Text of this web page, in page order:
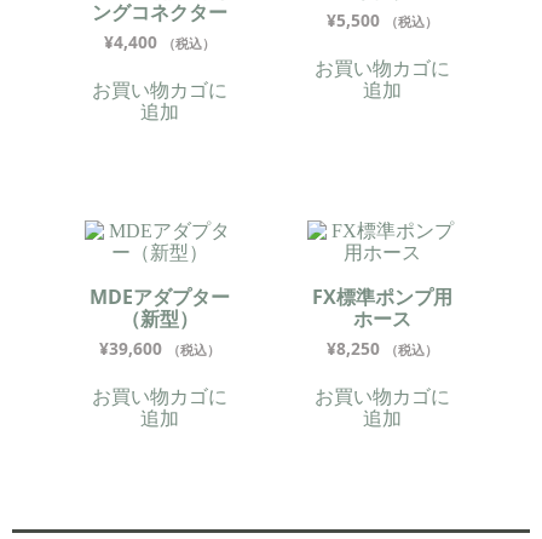
ングコネクター
¥4,400 （税込）
お買い物カゴに
追加
¥5,500 （税込）
お買い物カゴに
追加
MDEアダプター
（新型）
¥39,600 （税込）
お買い物カゴに
追加
FX標準ポンプ用
ホース
¥8,250 （税込）
お買い物カゴに
追加